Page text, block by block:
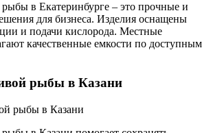
в Екатеринбурге – это прочные и
для бизнеса. Изделия оснащены
и подачи кислорода. Местные
качественные емкости по доступным
рыбы в Казани